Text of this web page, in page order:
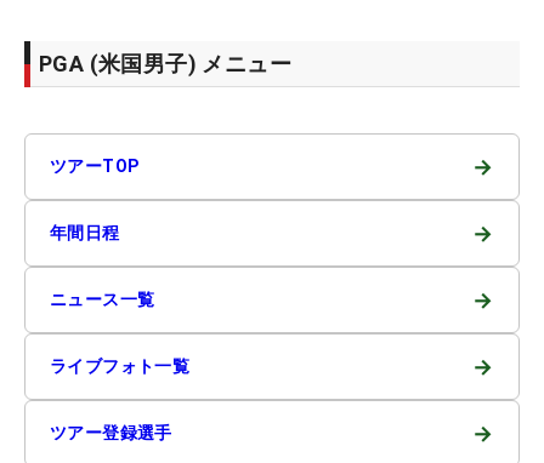
PGA (米国男子) メニュー
ツアーTOP →
年間日程 →
ニュース一覧 →
ライブフォト一覧 →
ツアー登録選手 →